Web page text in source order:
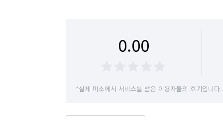
0.00
*실제 미소에서 서비스를 받은 이용자들의 후기입니다.